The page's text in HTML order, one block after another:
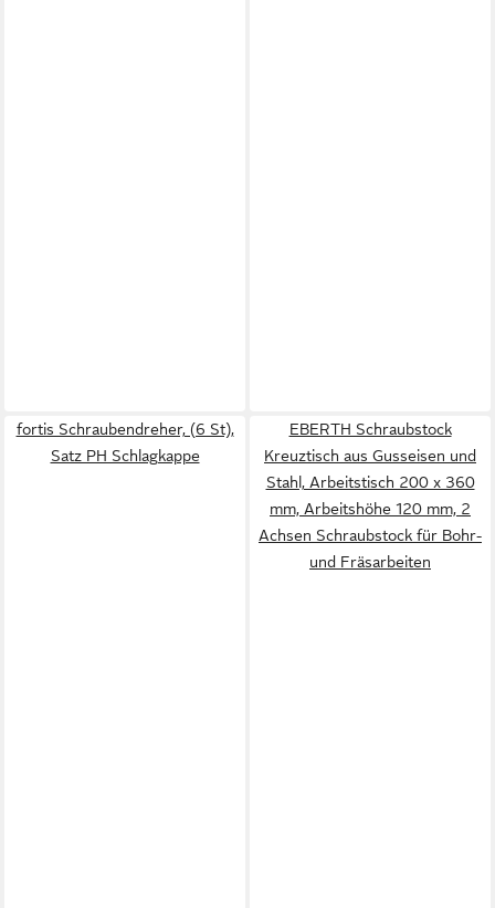
fortis Schraubendreher, (6 St),
Satz PH Schlagkappe
EBERTH Schraubstock
Kreuztisch aus Gusseisen und
Stahl, Arbeitstisch 200 x 360
mm, Arbeitshöhe 120 mm, 2
Achsen Schraubstock für Bohr-
und Fräsarbeiten